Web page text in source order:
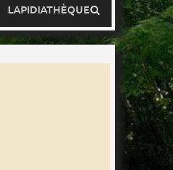
LAPIDIATHÈQUE